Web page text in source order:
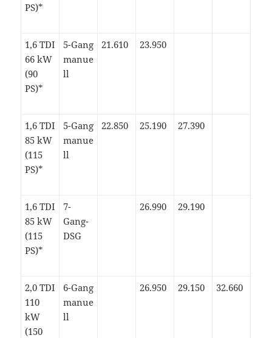
PS)*
1,6 TDI
66 kW
(90
PS)*
5-Gang
manue
ll
21.610 23.950
1,6 TDI
85 kW
(115
PS)*
5-Gang
manue
ll
22.850 25.190 27.390
1,6 TDI
85 kW
(115
PS)*
7-
Gang-
DSG
26.990 29.190
2,0 TDI
110
kW
(150
6-Gang
manue
ll
26.950 29.150 32.660